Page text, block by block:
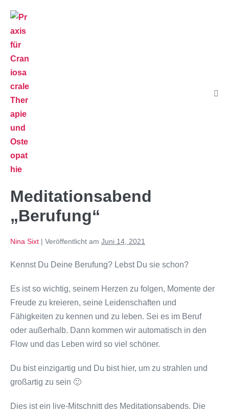
Meditationsabend
„Berufung“
Nina Sixt | Veröffentlicht am Juni 14, 2021
Kennst Du Deine Berufung? Lebst Du sie schon?
Es ist so wichtig, seinem Herzen zu folgen, Momente der
Freude zu kreieren, seine Leidenschaften und
Fähigkeiten zu kennen und zu leben. Sei es im Beruf
oder außerhalb. Dann kommen wir automatisch in den
Flow und das Leben wird so viel schöner.
Du bist einzigartig und Du bist hier, um zu strahlen und
großartig zu sein 🙂
Dies ist ein live-Mitschnitt des Meditationsabends. Die